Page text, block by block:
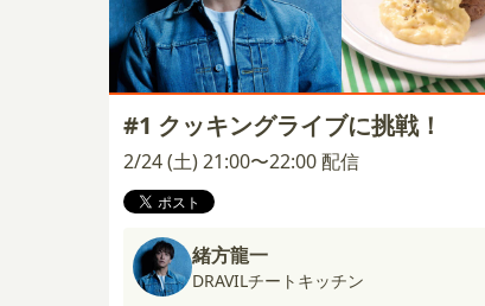
#1 クッキングライブに挑戦！
2/24 (土) 21:00〜22:00 配信
緒方龍一
DRAVILチートキッチン